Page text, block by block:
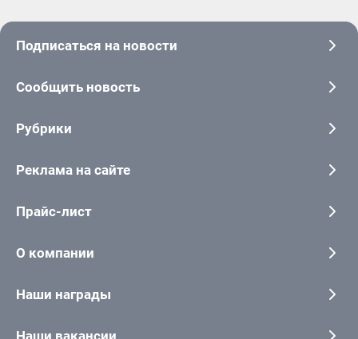
Подписаться на новости
Сообщить новость
Рубрики
Реклама на сайте
Прайс-лист
О компании
Наши награды